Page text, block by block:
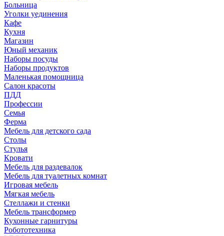
Больница
Уголки уединения
Кафе
Кухня
Магазин
Юный механик
Наборы посуды
Наборы продуктов
Маленькая помощница
Салон красоты
ПДД
Профессии
Семья
Ферма
Мебель для детского сада
Столы
Cтулья
Кровати
Мебель для раздевалок
Мебель для туалетных комнат
Игровая мебель
Мягкая мебель
Стеллажи и стенки
Мебель трансформер
Кухонные гарнитуры
Робототехника